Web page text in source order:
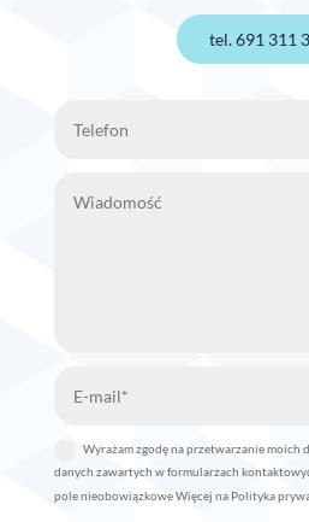
tel. 691 311
Wyrażam zgodę na przetwarzanie moich
danych zawartych w formularzach
pole nieobowiązkowe Więcej na Polityka